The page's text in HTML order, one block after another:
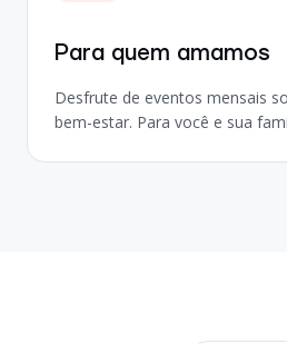
Para quem amamos
Desfrute de eventos mensais
bem-estar. Para você e sua